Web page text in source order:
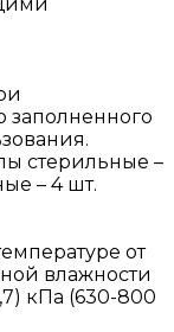
заполненного
стерильные –
– 4 шт.
от
влажности
кПа (630-800